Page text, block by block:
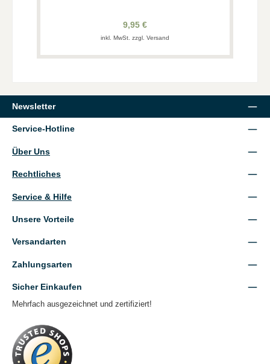
9,95 €
inkl. MwSt. zzgl. Versand
Newsletter
Service-Hotline
Über Uns
Rechtliches
Service & Hilfe
Unsere Vorteile
Versandarten
Zahlungsarten
Sicher Einkaufen
Mehrfach ausgezeichnet und zertifiziert!